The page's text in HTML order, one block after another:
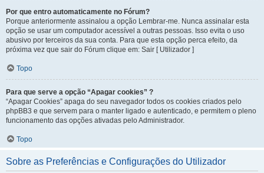
Por que entro automaticamente no Fórum?
Porque anteriormente assinalou a opção Lembrar-me. Nunca assinalar esta
opção se usar um computador acessível a outras pessoas. Isso evita o uso
abusivo por terceiros da sua conta. Para que esta opção perca efeito, da
próxima vez que sair do Fórum clique em: Sair [ Utilizador ]
Topo
Para que serve a opção “Apagar cookies” ?
“Apagar Cookies” apaga do seu navegador todos os cookies criados pelo
phpBB3 e que servem para o manter ligado e autenticado, e permitem o pleno
funcionamento das opções ativadas pelo Administrador.
Topo
Sobre as Preferências e Configurações do Utilizador